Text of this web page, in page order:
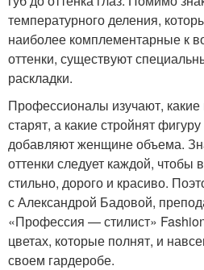
температурного деления,
наиболее комплементарные к
оттенки, существуют
раскладки.
Профессионалы изучают, какие
старят, а какие стройнят
добавляют женщине объема.
оттенки следует каждой, чтобы
стильно, дорого и красиво.
с Александрой Бадовой,
«Профессия — стилист»
цветах, которые полнят, и
своем гардеробе.